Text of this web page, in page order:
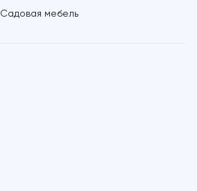
Садовая мебель